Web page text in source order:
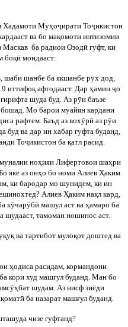
Хадамоти Муҳоҷирати Тоҷикистон
ва бо мақомоти интизомии
Маскав ба радиои Озодӣ гуфт, ки
боқӣ мондааст:
шанбе ба якшанбе рух дод,
иттифоқ афтодааст. Дар ҳамин ҷо
шуда буд. Аз рӯи баъзе
бошад. Мо барои муайян кардани
рафтем. Баъд аз вохӯрӣ аз рӯи
буд ва дар ин хабар гуфта буданд,
Тоҷикистон ба қатл расид.
ноҳияи Лифертовои шаҳри
яке аз онҳо бо номи Алиев Ҳаким
ки бародар мо шунидем, ки ин
Алиев Ҳаким нақл кард,
кӯчарӯбӣ машул аст ва ҳамаро ба
шудааст, тамоман ношинос аст.
ва тартибот мулоқот доштед ва
ои ҳодиса расидам, кормандони
кори худ машғул буданд. Ман бо
ӯҳбат шудам. Аз нисф зиёди
ӣ ба назарат машғул буданд.
чизе гуфтанд?